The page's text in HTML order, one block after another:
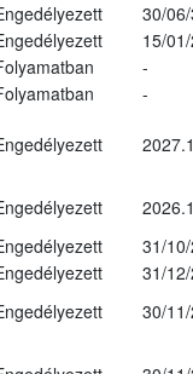
30/
15/
-
-
31/
31/
30/